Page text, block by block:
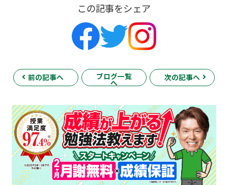
この記事をシェア
前の記事へ ブログ一覧
へ
次の記事へ